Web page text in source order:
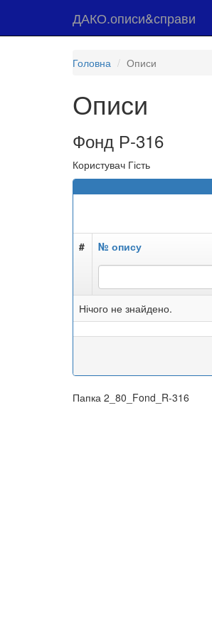
ДАКО.описи&справи
Головна Описи
Описи
Фонд Р-316
Користувач Гість
# № опису
Нічого не знайдено.
Папка 2_80_Fond_R-316